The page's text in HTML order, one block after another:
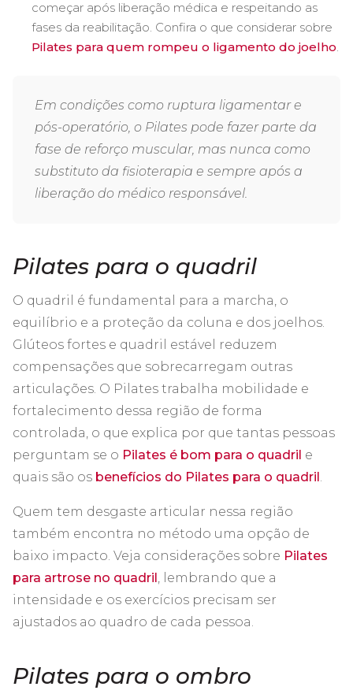
começar após liberação médica e respeitando as
fases da reabilitação. Confira o que considerar sobre
Pilates para quem rompeu o ligamento do joelho.
Em condições como ruptura ligamentar e
pós-operatório, o Pilates pode fazer parte da
fase de reforço muscular, mas nunca como
substituto da fisioterapia e sempre após a
liberação do médico responsável.
Pilates para o quadril
O quadril é fundamental para a marcha, o
equilíbrio e a proteção da coluna e dos joelhos.
Glúteos fortes e quadril estável reduzem
compensações que sobrecarregam outras
articulações. O Pilates trabalha mobilidade e
fortalecimento dessa região de forma
controlada, o que explica por que tantas pessoas
perguntam se o Pilates é bom para o quadril e
quais são os benefícios do Pilates para o quadril.
Quem tem desgaste articular nessa região
também encontra no método uma opção de
baixo impacto. Veja considerações sobre Pilates
para artrose no quadril, lembrando que a
intensidade e os exercícios precisam ser
ajustados ao quadro de cada pessoa.
Pilates para o ombro